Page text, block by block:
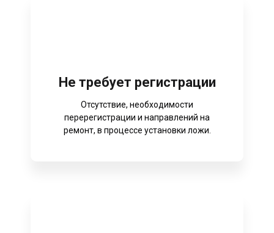
Не требует регистрации
Отсутствие, необходимости
перерегистрации и направлений на
ремонт, в процессе установки ложи.